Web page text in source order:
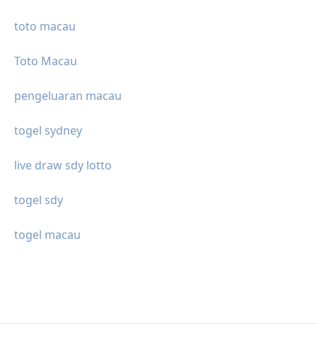
toto macau
Toto Macau
pengeluaran macau
togel sydney
live draw sdy lotto
togel sdy
togel macau